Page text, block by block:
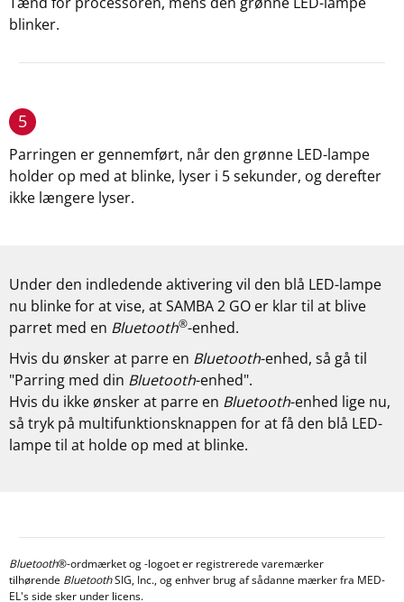
blinker.
5
Parringen er gennemført, når den grønne LED-lampe
holder op med at blinke, lyser i 5 sekunder, og derefter
ikke længere lyser.
Under den indledende aktivering vil den blå LED-lampe
nu blinke for at vise, at SAMBA 2 GO er klar til at blive
parret med en Bluetooth®-enhed.
Hvis du ønsker at parre en Bluetooth-enhed, så gå til
"Parring med din Bluetooth-enhed".
Hvis du ikke ønsker at parre en Bluetooth-enhed lige nu,
så tryk på multifunktionsknappen for at få den blå LED-
lampe til at holde op med at blinke.
Bluetooth®-ordmærket og -logoet er registrerede varemærker
tilhørende BluetoothSIG, Inc., og enhver brug af sådanne mærker fra MED-
EL's side sker under licens.